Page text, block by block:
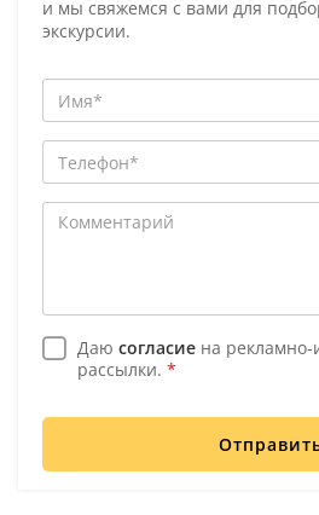
и мы свяжемся с вами для
экскурсии.
Даю согласие на
рассылки. *